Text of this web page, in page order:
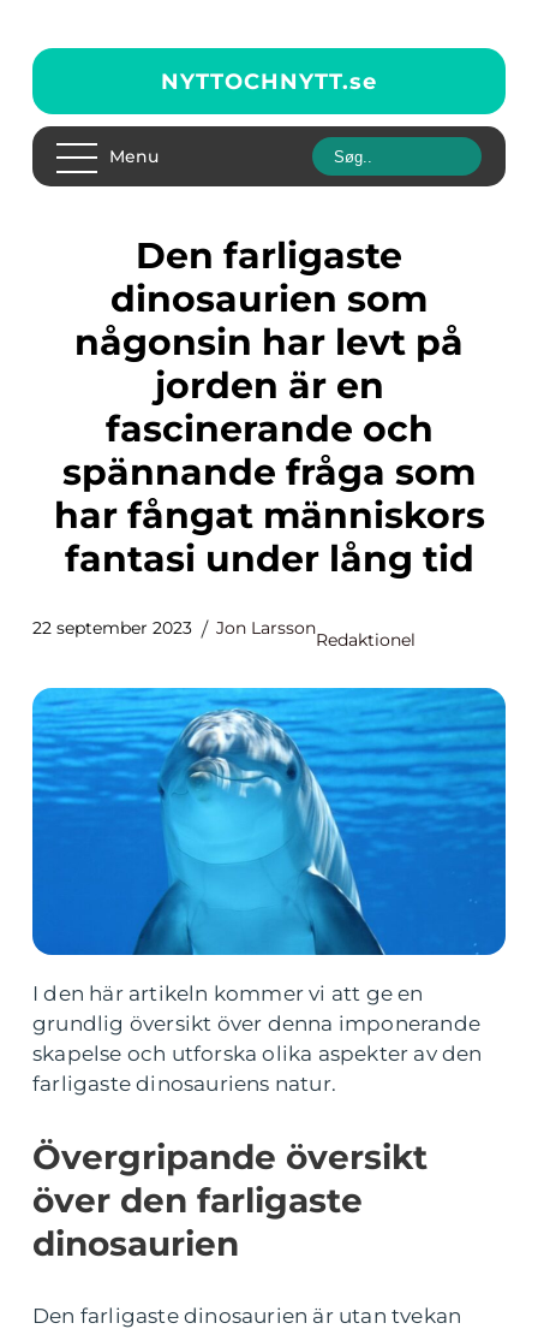
NYTTOCHNYTT.se
Menu
Den farligaste
dinosaurien som
någonsin har levt på
jorden är en
fascinerande och
spännande fråga som
har fångat människors
fantasi under lång tid
22 september 2023 Jon Larsson
Redaktionel
I den här artikeln kommer vi att ge en
grundlig översikt över denna imponerande
skapelse och utforska olika aspekter av den
farligaste dinosauriens natur.
Övergripande översikt
över den farligaste
dinosaurien
Den farligaste dinosaurien är utan tvekan